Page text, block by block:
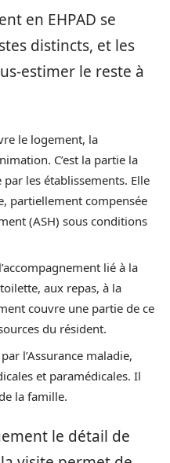
en EHPAD se
distincts, et les
estimer le reste à
le logement, la
C’est la partie la
les établissements. Elle
partiellement compensée
(ASH) sous conditions
lié à la
aux repas, à la
couvre une partie de ce
du résident.
l’Assurance maladie,
et paramédicales. Il
la famille.
le détail de